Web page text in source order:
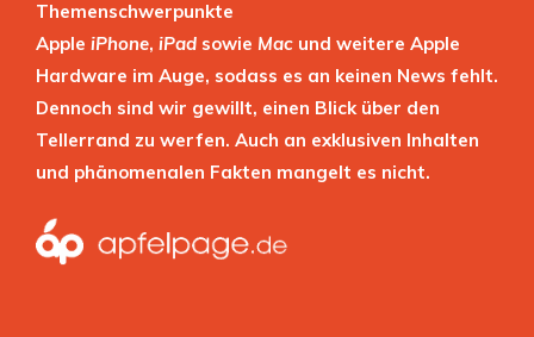
Themenschwerpunkte
Apple iPhone, iPad sowie Mac und weitere Apple
Hardware im Auge, sodass es an keinen News fehlt.
Dennoch sind wir gewillt, einen Blick über den
Tellerrand zu werfen. Auch an exklusiven Inhalten
und phänomenalen Fakten mangelt es nicht.